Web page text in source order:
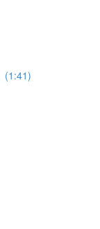
(1:41)